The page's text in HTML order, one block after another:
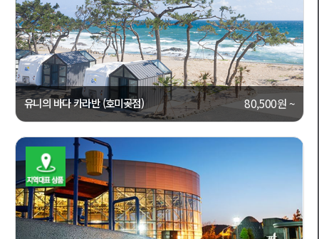
유니의 바다 카라반 (호미곶점) 80,500원 ~
[경상북도, 포항시 남구] 캠핑캐라반
1154